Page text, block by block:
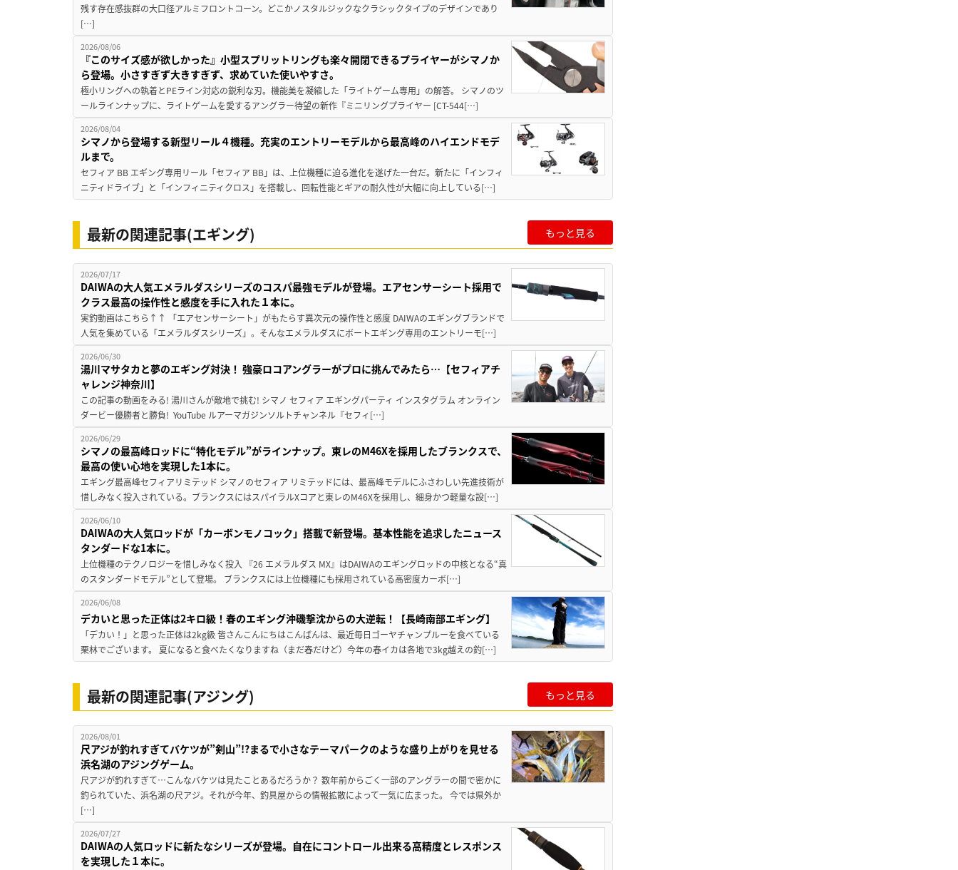
残す存在感抜群の大口径アルミフロントコーン。どこかノスタルジックなクラシックタイプのデザインであり
[…]
2026/08/06
『このサイズ感が欲しかった』小型スプリットリングも楽々開閉できるプライヤーがシマノか
ら登場。小さすぎず大きすぎず、求めていた使いやすさ。
極小リングへの執着とPEライン対応の鋭利な刃。機能美を凝縮した「ライトゲーム専用」の解答。 シマノのツ
ールラインナップに、ライトゲームを愛するアングラー待望の新作『ミニリングプライヤー [CT-544[…]
2026/08/04
シマノから登場する新型リール４機種。充実のエントリーモデルから最高峰のハイエンドモデ
ルまで。
セフィア BB エギング専用リール「セフィア BB」は、上位機種に迫る進化を遂げた一台だ。新たに「インフィ
ニティドライブ」と「インフィニティクロス」を搭載し、回転性能とギアの耐久性が大幅に向上している[…]
最新の関連記事(エギング) もっと見る
2026/07/17
DAIWAの大人気エメラルダスシリーズのコスパ最強モデルが登場。エアセンサーシート採用で
クラス最高の操作性と感度を手に入れた１本に。
実釣動画はこちら↑↑ 「エアセンサーシート」がもたらす異次元の操作性と感度 DAIWAのエギングブランドで
人気を集めている「エメラルダスシリーズ」。そんなエメラルダスにボートエギング専用のエントリーモ[…]
2026/06/30
湯川マサタカと夢のエギング対決！ 強豪ロコアングラーがプロに挑んでみたら…【セフィアチ
ャレンジ神奈川】
この記事の動画をみる! 湯川さんが敵地で挑む! シマノ セフィア エギングパーティ インスタグラム オンライン
ダービー優勝者と勝負! YouTube ルアーマガジンソルトチャンネル『セフィ[…]
2026/06/29
シマノの最高峰ロッドに“特化モデル”がラインナップ。東レのM46Xを採用したブランクスで、
最高の使い心地を実現した1本に。
エギング最高峰セフィアリミテッド シマノのセフィア リミテッドには、最高峰モデルにふさわしい先進技術が
惜しみなく投入されている。ブランクスにはスパイラルXコアと東レのM46Xを採用し、細身かつ軽量な設[…]
2026/06/10
DAIWAの大人気ロッドが「カーボンモノコック」搭載で新登場。基本性能を追求したニュース
タンダードな1本に。
上位機種のテクノロジーを惜しみなく投入 『26 エメラルダス MX』はDAIWAのエギングロッドの中核となる“真
のスタンダードモデル”として登場。 ブランクスには上位機種にも採用されている高密度カーボ[…]
2026/06/08
デカいと思った正体は2キロ級！春のエギング沖磯撃沈からの大逆転！【長崎南部エギング】
「デカい！」と思った正体は2kg級 皆さんこんにちはこんばんは、最近毎日ゴーヤチャンプルーを食べている
栗林でございます。 夏になると食べたくなりますね（まだ春だけど）今年の春イカは各地で3kg越えの釣[…]
最新の関連記事(アジング) もっと見る
2026/08/01
尺アジが釣れすぎてバケツが”剣山”!?まるで小さなテーマパークのような盛り上がりを見せる
浜名湖のアジングゲーム。
尺アジが釣れすぎて…こんなバケツは見たことあるだろうか？ 数年前からごく一部のアングラーの間で密かに
釣られていた、浜名湖の尺アジ。それが今年、釣具屋からの情報拡散によって一気に広まった。 今では県外か
[…]
2026/07/27
DAIWAの人気ロッドに新たなシリーズが登場。自在にコントロール出来る高精度とレスポンス
を実現した１本に。